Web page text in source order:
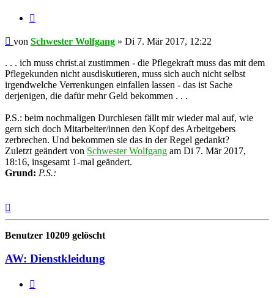
Beitrag
von Schwester Wolfgang » Di 7. Mär 2017, 12:22
. . . ich muss christ.ai zustimmen - die Pflegekraft muss das mit dem
Pflegekunden nicht ausdiskutieren, muss sich auch nicht selbst
irgendwelche Verrenkungen einfallen lassen - das ist Sache
derjenigen, die dafür mehr Geld bekommen . . .
P.S.: beim nochmaligen Durchlesen fällt mir wieder mal auf, wie
gern sich doch Mitarbeiter/innen den Kopf des Arbeitgebers
zerbrechen. Und bekommen sie das in der Regel gedankt?
Zuletzt geändert von Schwester Wolfgang am Di 7. Mär 2017,
18:16, insgesamt 1-mal geändert.
Grund: P.S.:
Benutzer 10209 gelöscht
AW: Dienstkleidung